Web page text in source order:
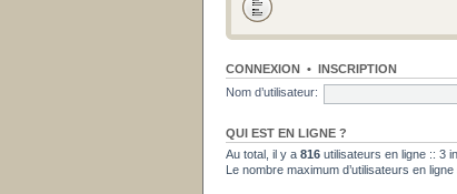
CONNEXION • INSCRIPTION
Nom d’utilisateur:
QUI EST EN LIGNE ?
Au total, il y a 816 utilisateurs en ligne :: 3
Le nombre maximum d’utilisateurs en